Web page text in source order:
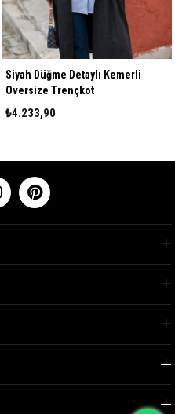
Siyah Düğme Detaylı Kemerli
Oversize Trençkot
₺4.233,90